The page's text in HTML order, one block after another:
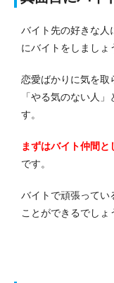
バイト先の好きな人
にバイトをしましょ
恋愛ばかりに気を取
「やる気のない人
す。
まずはバイト仲間
です。
バイトで頑張ってい
ことができるでしょ